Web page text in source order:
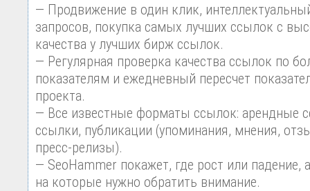
— Продвижение в один клик,
запросов, покупка самых лучших ссылок с
качества у лучших бирж ссылок.
— Регулярная проверка качества ссылок по
показателям и ежедневный пересчет
проекта.
— Все известные форматы ссылок: арендные
ссылки, публикации (упоминания, мнения,
пресс-релизы).
— SeoHammer покажет, где рост или падение,
на которые нужно обратить внимание.